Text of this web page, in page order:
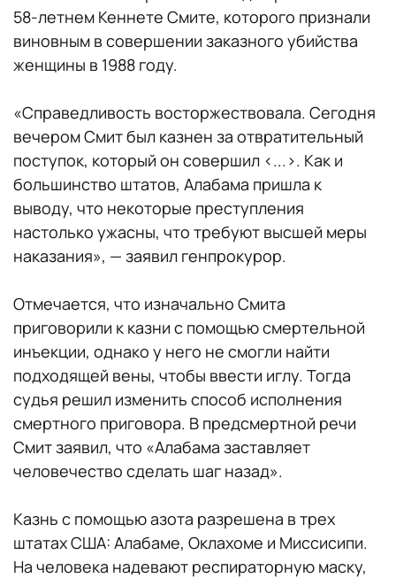
58-летнем Кеннете Смите, которого признали
виновным в совершении заказного убийства
женщины в 1988 году.
«Справедливость восторжествовала. Сегодня
вечером Смит был казнен за отвратительный
поступок, который он совершил <...>. Как и
большинство штатов, Алабама пришла к
выводу, что некоторые преступления
настолько ужасны, что требуют высшей меры
наказания», — заявил генпрокурор.
Отмечается, что изначально Смита
приговорили к казни с помощью смертельной
инъекции, однако у него не смогли найти
подходящей вены, чтобы ввести иглу. Тогда
судья решил изменить способ исполнения
смертного приговора. В предсмертной речи
Смит заявил, что «Алабама заставляет
человечество сделать шаг назад».
Казнь с помощью азота разрешена в трех
штатах США: Алабаме, Оклахоме и Миссисипи.
На человека надевают респираторную маску,